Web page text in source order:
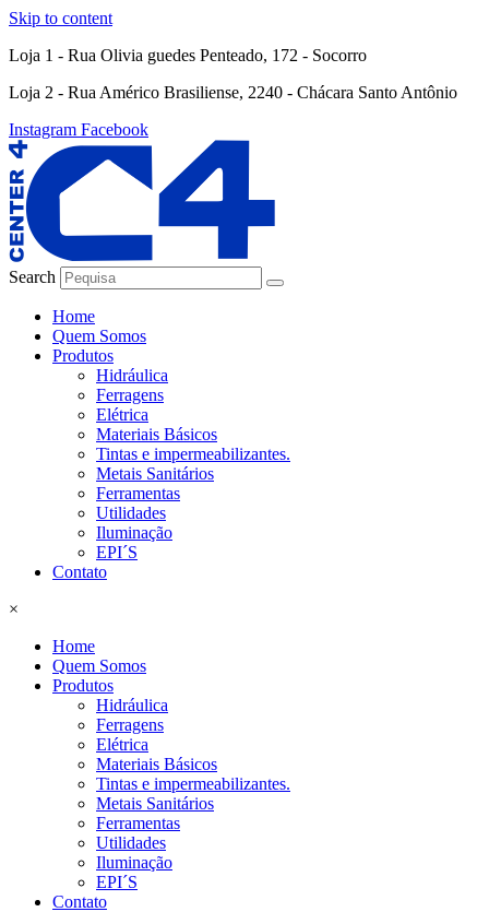
Skip to content
Loja 1 - Rua Olivia guedes Penteado, 172 - Socorro
Loja 2 - Rua Américo Brasiliense, 2240 - Chácara Santo Antônio
Instagram Facebook
Search
Home
Quem Somos
Produtos
Hidráulica
Ferragens
Elétrica
Materiais Básicos
Tintas e impermeabilizantes.
Metais Sanitários
Ferramentas
Utilidades
Iluminação
EPI´S
Contato
×
Home
Quem Somos
Produtos
Hidráulica
Ferragens
Elétrica
Materiais Básicos
Tintas e impermeabilizantes.
Metais Sanitários
Ferramentas
Utilidades
Iluminação
EPI´S
Contato